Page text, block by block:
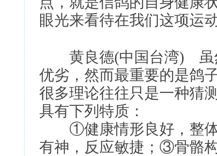
眼光来看待在我们这项运
黄良德(中国台湾) 虽
优劣，然而最重要的是鸽
很多理论往往只是一种猜
具有下列特质：
①健康情形良好，整体
有神，反应敏捷；③骨骼